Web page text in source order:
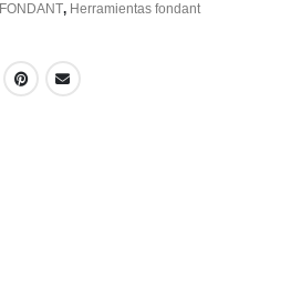
FONDANT, Herramientas fondant